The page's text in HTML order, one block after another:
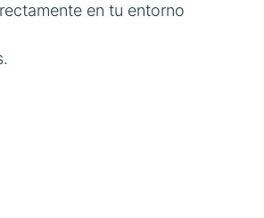
en tu entorno